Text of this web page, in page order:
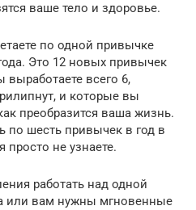
ваше тело и здоровье.
по одной привычке
Это 12 новых привычек
всего 6,
и которые вы
преобразится ваша жизнь.
по шесть привычек в год в
просто не узнаете.
работать над одной
или вам нужны мгновенные